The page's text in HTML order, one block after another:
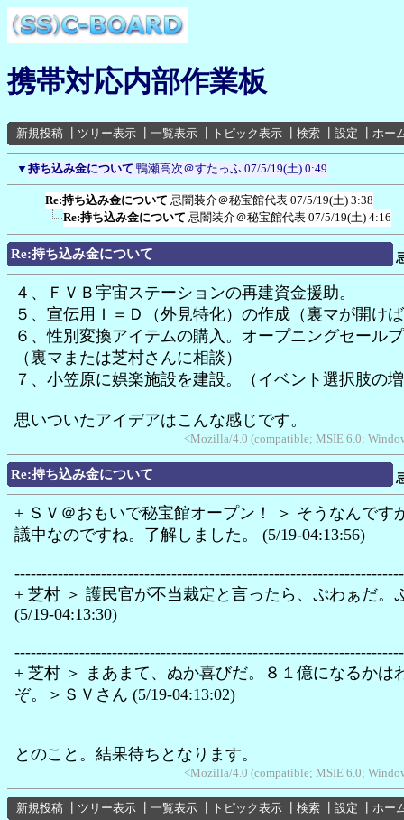
携帯対応内部作業板
新規投稿 ツリー表示 一覧表示 トピック表示 検索 設定 ホー
▼ 持ち込み金について 鴨瀬高次＠すたっふ 07/5/19(土) 0:49
Re:持ち込み金について 忌闇装介＠秘宝館代表 07/5/19(土) 3:38
Re:持ち込み金について 忌闇装介＠秘宝館代表 07/5/19(土) 4:16
Re:持ち込み金について
４、ＦＶＢ宇宙ステーションの再建資金援助。
５、宣伝用Ｉ＝Ｄ（外見特化）の作成（裏マが開け
６、性別変換アイテムの購入。オープニングセール
（裏マまたは芝村さんに相談）
７、小笠原に娯楽施設を建設。（イベント選択肢の
思いついたアイデアはこんな感じです。
<Mozilla/4.0 (compatible; MSIE 6.0;
Re:持ち込み金について
+ ＳＶ＠おもいで秘宝館オープン！ ＞ そうなんです
議中なのですね。了解しました。 (5/19-04:13:56)
+ 芝村 ＞ 護民官が不当裁定と言ったら、ぷわぁだ。
(5/19-04:13:30)
+ 芝村 ＞ まあまて、ぬか喜びだ。８１億になるかは
ぞ。＞ＳＶさん (5/19-04:13:02)
とのこと。結果待ちとなります。
<Mozilla/4.0 (compatible; MSIE 6.0;
新規投稿 ツリー表示 一覧表示 トピック表示 検索 設定
ホー